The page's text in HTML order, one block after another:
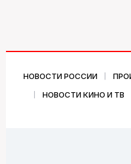
НОВОСТИ РОССИИ
НОВОСТИ КИНО И ТВ